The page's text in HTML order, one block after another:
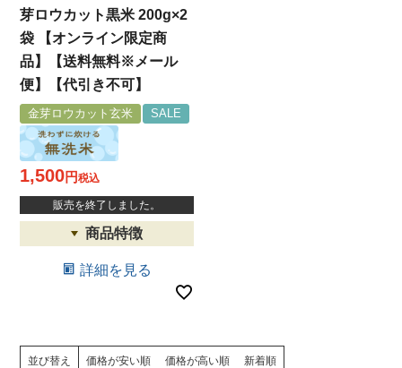
芽ロウカット黒米 200g×2
袋 【オンライン限定商
品】【送料無料※メール
便】【代引き不可】
金芽ロウカット玄米 SALE
1,500 税込
販売を終了しました。
詳細を見る
並び替え 価格が安い順 価格が高い順 新着順